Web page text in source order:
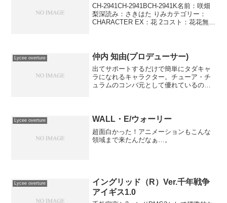
CH-2941CH-2941BCH-2941K名前：咲畑
梨深読み：さきはた りみカテゴリー：
CHARACTER EX：花 2コスト：花花無無
Lycee overture 仲内 知由(プロデューサー)
出てサポートするだけで簡単にタダキャ
ラになれるキャラクター。チューア・チ
ュラムのコンバ元として優れているのは
す。対策としてはフィ...
Lycee overture WALL・E/ウォーリー
超面白かった！アニメーションもこんな
領域まで来たんだなぁ…。
Lycee overture
イングリッド（R）Ver.千年戦争
アイギス1.0